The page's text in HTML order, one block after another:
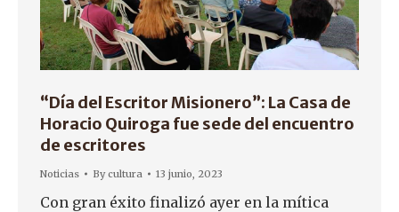
“Día del Escritor Misionero”: La Casa de
Horacio Quiroga fue sede del encuentro
de escritores
Noticias Bycultura 13 junio, 2023
Con gran éxito finalizó ayer en la mítica